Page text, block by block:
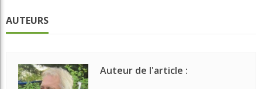
AUTEURS
Auteur de l'article :